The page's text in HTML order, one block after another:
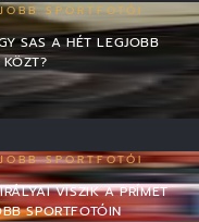
SPORTFOTÓI
SAS A HÉT LEGJOBB
KÖZT?
SPORTFOTÓI
VISZIK A PRÍMET
SPORTFOTÓIN